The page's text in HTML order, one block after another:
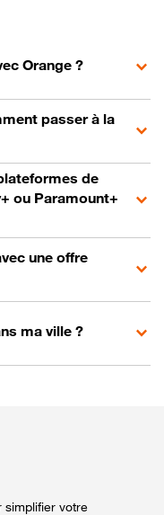
Orange ?
passer à la
de
ou Paramount+
une offre
ma ville ?
simplifier votre